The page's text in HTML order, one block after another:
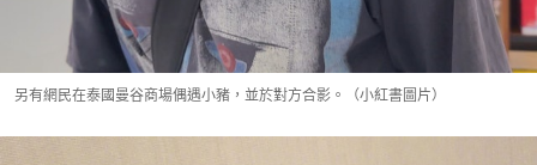
另有網民在泰國曼谷商場偶遇小豬，並於對方合影。（小紅書圖片）